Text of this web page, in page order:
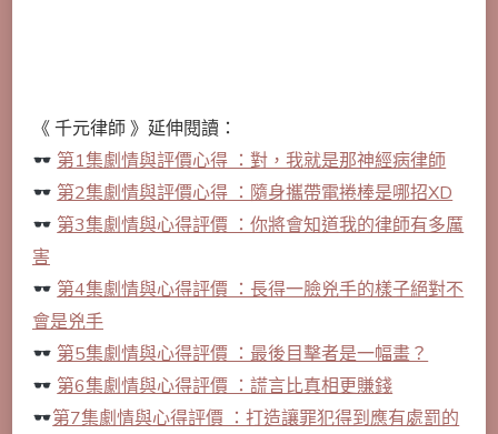
《 千元律師 》延伸閱讀：
第1集劇情與評價心得 ：對，我就是那神經病律師
第2集劇情與評價心得 ：隨身攜帶電捲棒是哪招XD
第3集劇情與心得評價 ：你將會知道我的律師有多厲
害
第4集劇情與心得評價 ：長得一臉兇手的樣子絕對不
會是兇手
第5集劇情與心得評價 ：最後目擊者是一幅畫？
第6集劇情與心得評價 ：謊言比真相更賺錢
第7集劇情與心得評價 ：打造讓罪犯得到應有處罰的